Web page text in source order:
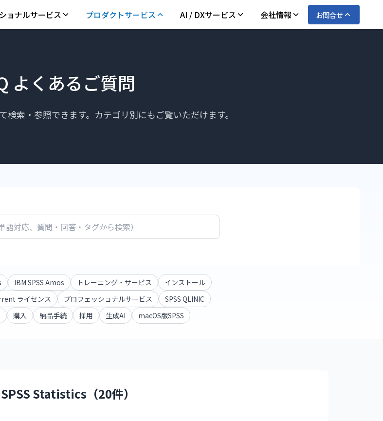
ョナルサービス プロダクトサービス AI / DXサービス 会社情報 お問合せ
よくあるご質問
検索・参照できます。カテゴリ別にもご覧いただけます。
IBM SPSS Amos トレーニング・サービス
インストール
ライセンス プロフェッショナルサービス
SPSS QLINIC
購入 納品手続 採用 生成AI macOS版SPSS
Statistics（20件）